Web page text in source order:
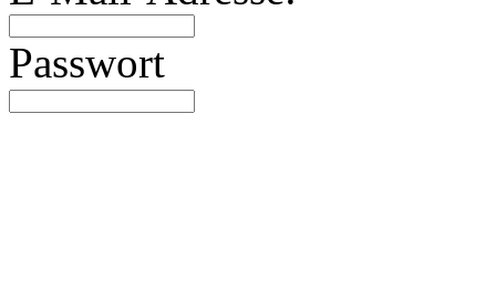
Passwort